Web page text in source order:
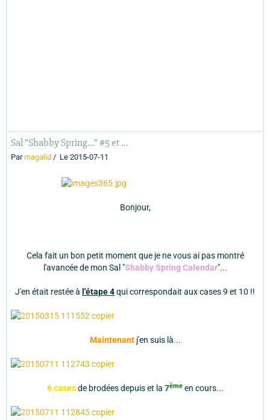
Sal "Shabby Spring..." #5 et ...
Parmagalid Le 2015-07-11
Bonjour,
Cela fait un bon petit moment que je ne vous ai pas montré
l'avancée de mon Sal "Shabby Spring Calendar"...
J'en était restée à l'étape 4qui correspondait aux cases 9 et 10 !!
Maintenantj'en suis là...
6 casesde brodées depuis et la 7èmeen cours...